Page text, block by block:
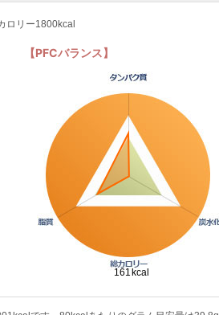
ロリー1800kcal
【PFCバランス】